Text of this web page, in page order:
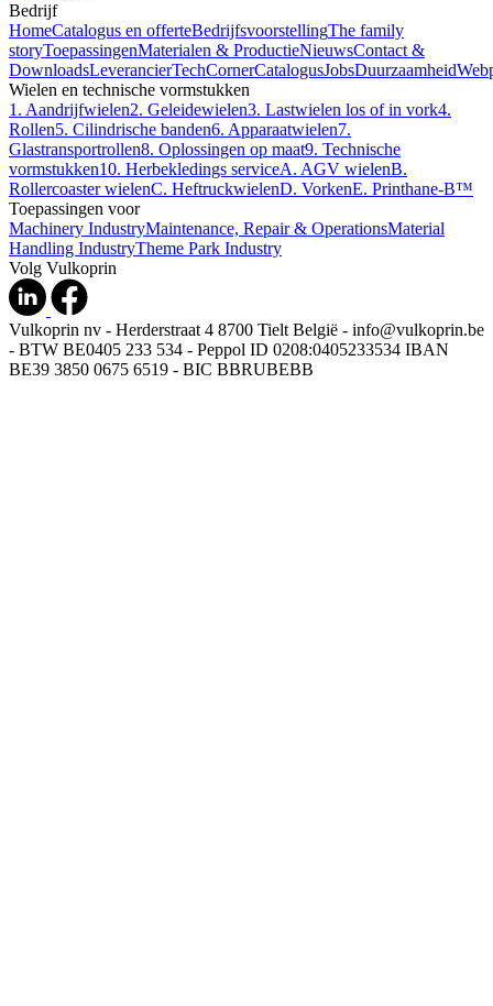
Bedrijf
HomeCatalogus en offerteBedrijfsvoorstellingThe family
storyToepassingenMaterialen & ProductieNieuwsContact &
DownloadsLeverancierTechCornerCatalogusJobsDuurzaamheid
Wielen en technische vormstukken
1. Aandrijfwielen2. Geleidewielen3. Lastwielen los of in vork4.
Rollen5. Cilindrische banden6. Apparaatwielen7.
Glastransportrollen8. Oplossingen op maat9. Technische
vormstukken10. Herbekledings serviceA. AGV wielenB.
Rollercoaster wielenC. HeftruckwielenD. VorkenE. Printhane-B™
Toepassingen voor
Machinery IndustryMaintenance, Repair & OperationsMaterial
Handling IndustryTheme Park Industry
Volg Vulkoprin
Vulkoprin nv - Herderstraat 4 8700 Tielt België - info@vulkoprin.be
- BTW BE0405 233 534 - Peppol ID 0208:0405233534 IBAN
BE39 3850 0675 6519 - BIC BBRUBEBB